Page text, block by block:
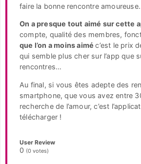
faire la bonne rencontre amoureuse.
On a presque tout aimé sur cette
compte, qualité des membres,
que l’on a moins aiméc’est le prix
qui semble plus cher sur l’app que
rencontres…
Au final, si vous êtes adepte des
smartphone, que vous avez entre
recherche de l’amour, c’est
télécharger !
User Review
0 (0 votes)